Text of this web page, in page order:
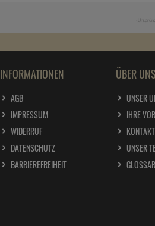
INFORMATIONEN
AGB
IMPRESSUM
WIDERRUF
DATENSCHUTZ
BARRIEREFREIHEIT
ÜBER UNS
UNSER
IHRE
KONTAKT
UNSER
GLOSSAR